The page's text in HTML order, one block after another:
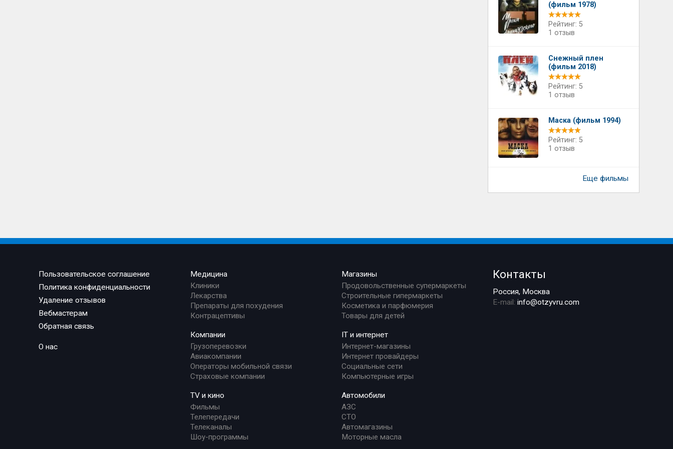
(фильм 1978)
Рейтинг: 5
1 отзыв
Снежный плен
(фильм 2018)
Рейтинг: 5
1 отзыв
Маска (фильм 1994)
Рейтинг: 5
1 отзыв
Еще фильмы
Пользовательское соглашение
Политика конфиденциальности
Удаление отзывов
Вебмастерам
Обратная связь
О нас
Медицина
Клиники
Лекарства
Препараты для похудения
Контрацептивы
Компании
Грузоперевозки
Авиакомпании
Операторы мобильной связи
Страховые компании
TV и кино
Фильмы
Телепередачи
Телеканалы
Шоу-программы
Магазины
Продовольственные супермаркеты
Строительные гипермаркеты
Косметика и парфюмерия
Товары для детей
IT и интернет
Интернет-магазины
Интернет провайдеры
Социальные сети
Компьютерные игры
Автомобили
АЗС
СТО
Автомагазины
Моторные масла
Контакты
Россия, Москва
E-mail:info@otzyvru.com